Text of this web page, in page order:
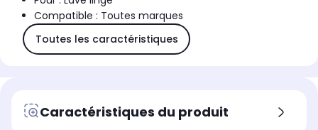
Compatible : Toutes marques
Toutes les caractéristiques
Caractéristiques du produit